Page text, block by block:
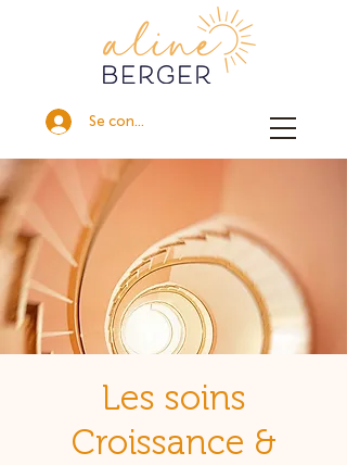
Se connecter
Les soins
Croissance &